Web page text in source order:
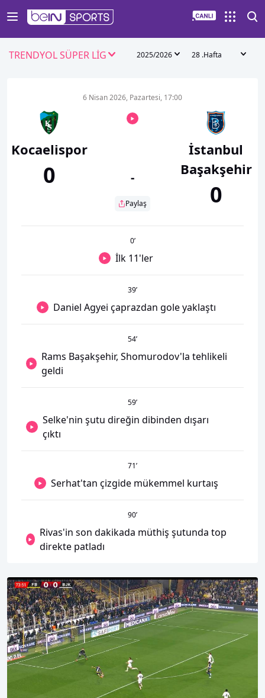
TRENDYOL SÜPER LİG 2025/2026 28 .Hafta
Kocaelispor
0
6 Nisan 2026, Pazartesi, 17:00
-
Paylaş
İstanbul
Başakşehir
0
0’
İlk 11'ler
39’
Daniel Agyei çaprazdan gole yaklaştı
54’
Rams Başakşehir, Shomurodov'la tehlikeli
geldi
59’
Selke'nin şutu direğin dibinden dışarı
çıktı
71’
Serhat'tan çizgide mükemmel kurtaış
90’
Rivas'in son dakikada müthiş şutunda top
direkte patladı